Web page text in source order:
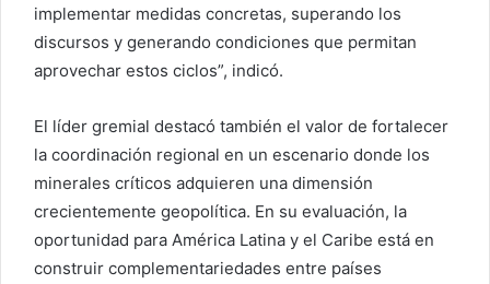
implementar medidas concretas, superando los
discursos y generando condiciones que permitan
aprovechar estos ciclos”, indicó.
El líder gremial destacó también el valor de fortalecer
la coordinación regional en un escenario donde los
minerales críticos adquieren una dimensión
crecientemente geopolítica. En su evaluación, la
oportunidad para América Latina y el Caribe está en
construir complementariedades entre países